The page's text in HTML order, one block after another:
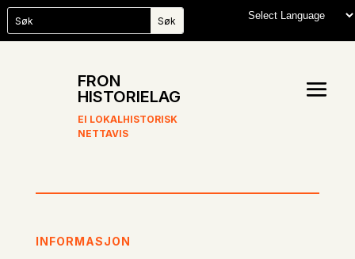
FRON
HISTORIELAG
EI LOKALHISTORISK
NETTAVIS
INFORMASJON